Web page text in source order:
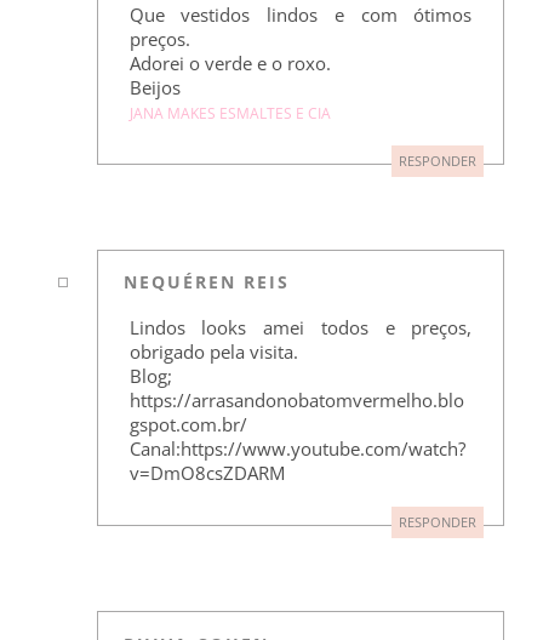
Que vestidos lindos e com ótimos
preços.
Adorei o verde e o roxo.
Beijos
JANA MAKES ESMALTES E CIA
RESPONDER
NEQUÉREN REIS
Lindos looks amei todos e preços,
obrigado pela visita.
Blog;
https://arrasandonobatomvermelho.blo
gspot.com.br/
Canal:https://www.youtube.com/watch?
v=DmO8csZDARM
RESPONDER